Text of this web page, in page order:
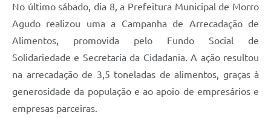
No último sábado, dia 8, a Prefeitura Municipal de Morro
Agudo realizou uma a Campanha de Arrecadação de
Alimentos, promovida pelo Fundo Social de
Solidariedade e Secretaria da Cidadania. A ação resultou
na arrecadação de 3,5 toneladas de alimentos, graças à
generosidade da população e ao apoio de empresários e
empresas parceiras.